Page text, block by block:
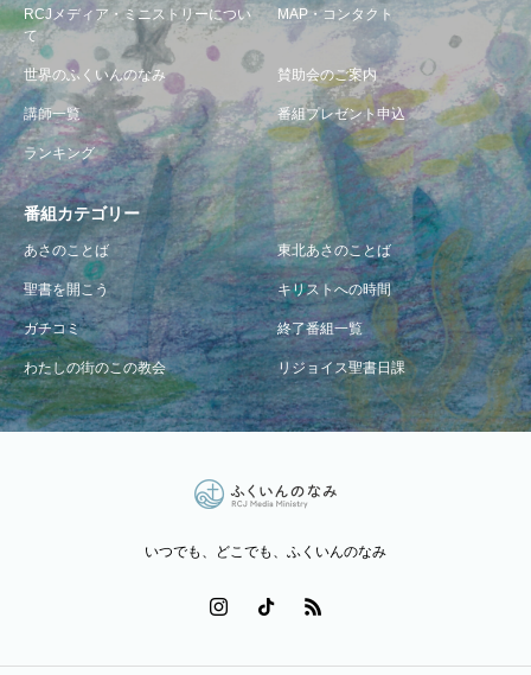
RCJメディア・ミニストリーについ
て
MAP・コンタクト
世界のふくいんのなみ 賛助会のご案内
講師一覧 番組プレゼント申込
ランキング
番組カテゴリー
あさのことば 東北あさのことば
聖書を開こう キリストへの時間
ガチコミ 終了番組一覧
わたしの街のこの教会 リジョイス聖書日課
いつでも、どこでも、ふくいんのなみ